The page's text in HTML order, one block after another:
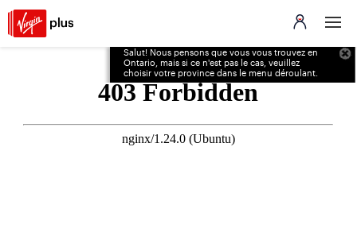
Salut! Nous pensons que vous vous trouvez en
Ontario, mais si ce n'est pas le cas, veuillez
choisir votre province dans le menu déroulant.